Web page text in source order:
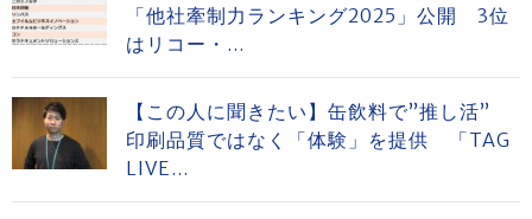
「他社牽制力ランキング2025」公開 3位
はリコー・...
【この人に聞きたい】缶飲料で”推し活”
印刷品質ではなく「体験」を提供 「TAG
LIVE...